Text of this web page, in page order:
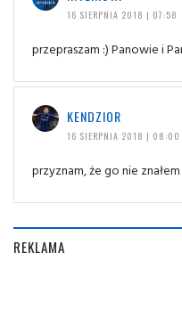
16 SIERPNIA 2018 | 07:58
przepraszam :) Panowie i
KENDZIOR
16 SIERPNIA 2018 | 08:00
przyznam, że go nie
REKLAMA